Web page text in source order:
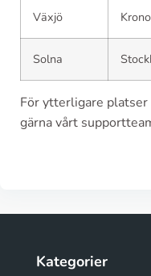
Växjö
Solna
För ytterligare platser
gärna vårt
Kategorier